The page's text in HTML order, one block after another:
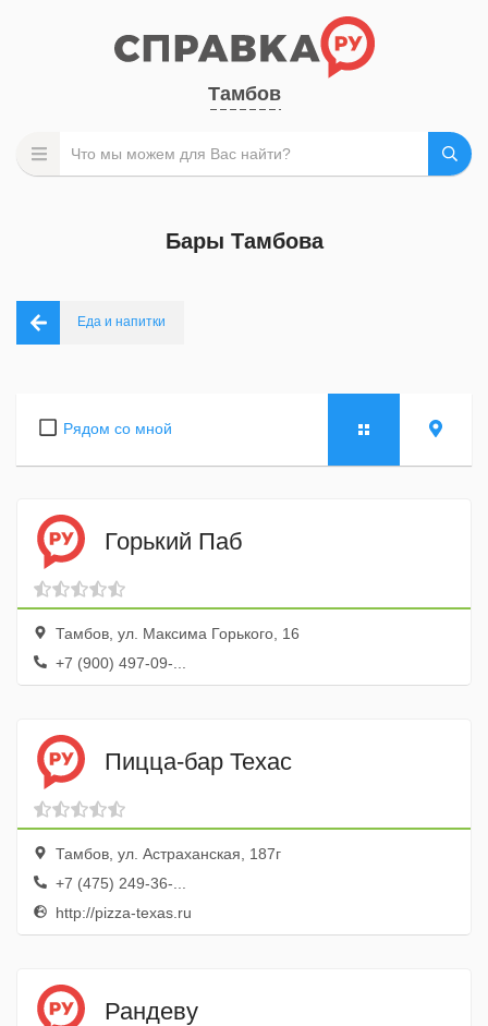
Тамбов
Бары Тамбова
Еда и напитки
Рядом со мной
Горький Паб
Тамбов, ул. Максима Горького, 16
+7 (900) 497-09-...
Пицца-бар Texac
Тамбов, ул. Астраханская, 187г
+7 (475) 249-36-...
http://pizza-texas.ru
Рандеву